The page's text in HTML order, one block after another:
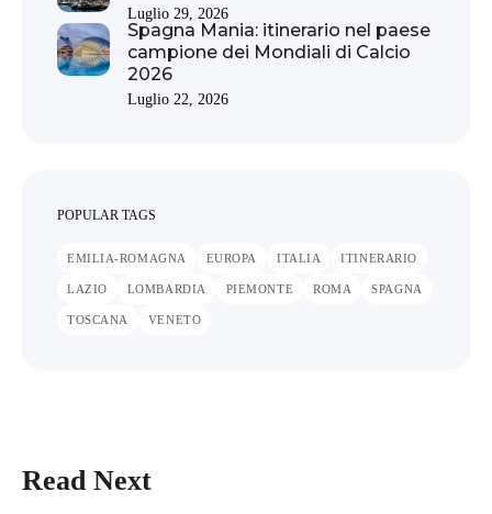
Luglio 29, 2026
Spagna Mania: itinerario nel paese
campione dei Mondiali di Calcio
2026
Luglio 22, 2026
POPULAR TAGS
EMILIA-ROMAGNA EUROPA ITALIA ITINERARIO
LAZIO LOMBARDIA PIEMONTE ROMA SPAGNA
TOSCANA VENETO
Read Next